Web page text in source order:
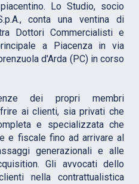
Lo Studio, socio
conta una ventina di
Dottori Commercialisti e
a Piacenza in via
d'Arda (PC) in corso
dei propri membri
ai clienti, sia privati che
e specializzata che
e fiscale fino ad arrivare al
generazionali e alle
Gli avvocati dello
nella contrattualistica